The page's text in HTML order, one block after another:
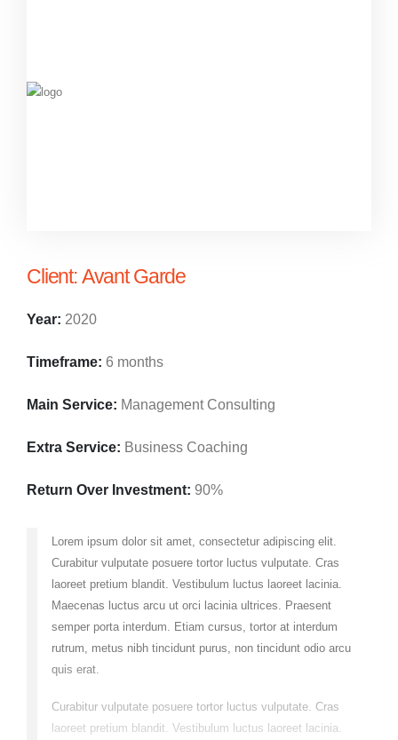
Client:Avant Garde
Year: 2020
Timeframe: 6 months
Main Service: Management Consulting
Extra Service: Business Coaching
Return Over Investment: 90%
Lorem ipsum dolor sit amet, consectetur adipiscing elit.
Curabitur vulputate posuere tortor luctus vulputate. Cras
laoreet pretium blandit. Vestibulum luctus laoreet lacinia.
Maecenas luctus arcu ut orci lacinia ultrices. Praesent
semper porta interdum. Etiam cursus, tortor at interdum
rutrum, metus nibh tincidunt purus, non tincidunt odio arcu
quis erat.
Curabitur vulputate posuere tortor luctus vulputate. Cras
laoreet pretium blandit. Vestibulum luctus laoreet lacinia.